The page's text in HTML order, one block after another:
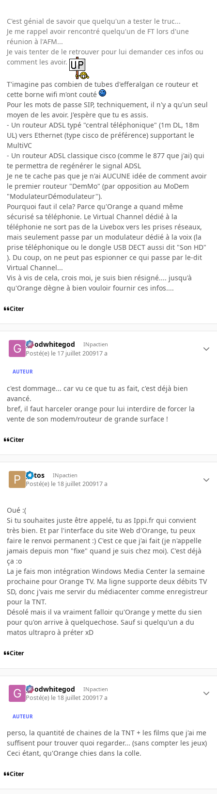
C'est génial de savoir que quelqu'un a tester le truc...
Je me rappel avoir rencontré quelqu'un de FT lors d'une
réunion à l'AFM...
Je vais tenter de le retrouver pour lui demander ces infos ou
comment les avoir.
T'imagine pas combien de tubes d'efferalgan ce routeur et
cette borne wifi m'ont couté
Pour les mots de passe SIP, techniquement, il n'y a qu'un seul
moyen de les avoir. J'espère que tu es assis.
- Un routeur ADSL typé "central téléphonique" (1m DL, 18m
UL) vers Ethernet (type cisco de préférence) supportant le
MultiVC
- Un routeur ADSL classique cisco (comme le 877 que j'ai) qui
te permettra de regénérer le signal ADSL
Je ne te cache pas que je n'ai AUCUNE idée de comment avoir
le premier routeur "DemMo" (par opposition au MoDem
"ModulateurDémodulateur").
Pourquoi faut il cela? Parce qu'Orange a quand même
sécurisé sa téléphonie. Le Virtual Channel dédié à la
téléphonie ne sort pas de la Livebox vers les prises réseaux,
mais seulement passe par un modulateur dédié à la voix (la
prise téléphonique ou le dongle USB DECT aussi dit "Son HD"
). Du coup, on ne peut pas espionner ce qui passe par le-dit
Virtual Channel...
Vis à vis de cela, crois moi, je suis bien résigné.... jusqu'à
qu'Orange dègne à bien vouloir fournir ces infos....
Citer
goodwhitegod INpactien
Posté(e) le 17 juillet 200917 a
AUTEUR
c'est dommage... car vu ce que tu as fait, c'est déjà bien
avancé.
bref, il faut harceler orange pour lui interdire de forcer la
vente de son modem/routeur de grande surface !
Citer
patos INpactien
Posté(e) le 18 juillet 200917 a
Oué :(
Si tu souhaites juste être appelé, tu as Ippi.fr qui convient
très bien. Et par l'interface du site Web d'Orange, tu peux
faire le renvoi permanent :) C'est ce que j'ai fait (je n'appelle
jamais depuis mon "fixe" quand je suis chez moi). C'est déjà
ça :o
La je fais mon intégration Windows Media Center la semaine
prochaine pour Orange TV. Ma ligne supporte deux débits TV
SD, donc j'vais me servir du médiacenter comme enregistreur
pour la TNT.
Désolé mais il va vraiment falloir qu'Orange y mette du sien
pour qu'on arrive à quelquechose. Sauf si quelqu'un a du
matos ultrapro à préter xD
Citer
goodwhitegod INpactien
Posté(e) le 18 juillet 200917 a
AUTEUR
perso, la quantité de chaines de la TNT + les films que j'ai me
suffisent pour trouver quoi regarder... (sans compter les jeux)
Ceci étant, qu'Orange chies dans la colle.
Citer